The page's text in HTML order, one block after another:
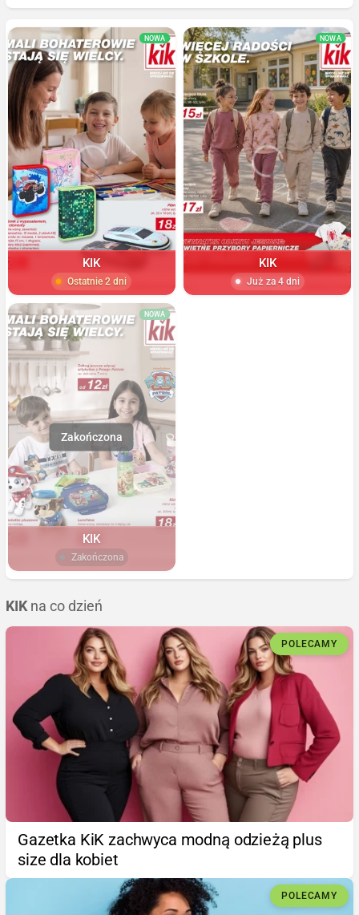
NOWA
KIK
Ostatnie 2 dni
NOWA
KIK
Już za 4 dni
NOWA
KIK
Zakończona
KIKna co dzień
POLECAMY
Gazetka KiK zachwyca modną odzieżą plus
size dla kobiet
POLECAMY